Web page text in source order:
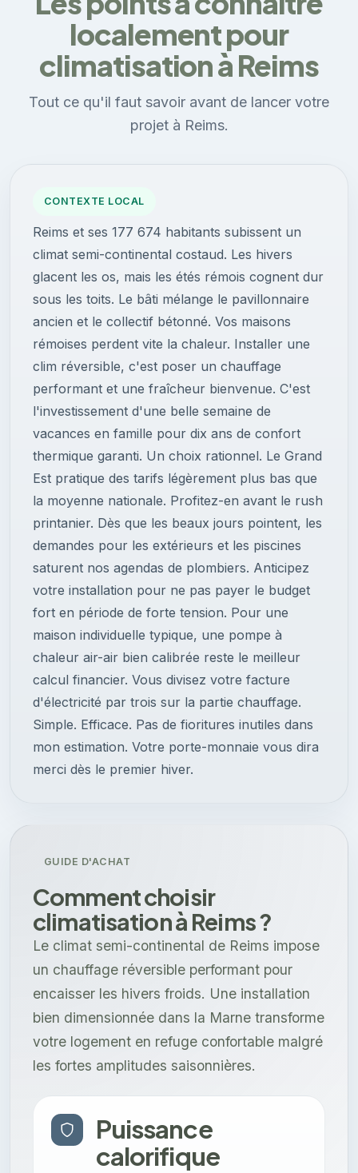
localement pour
climatisation à Reims
Tout ce qu'il faut savoir avant de lancer votre
projet à Reims.
CONTEXTE LOCAL
Reims et ses 177 674 habitants subissent un
climat semi-continental costaud. Les hivers
glacent les os, mais les étés rémois cognent dur
sous les toits. Le bâti mélange le pavillonnaire
ancien et le collectif bétonné. Vos maisons
rémoises perdent vite la chaleur. Installer une
clim réversible, c'est poser un chauffage
performant et une fraîcheur bienvenue. C'est
l'investissement d'une belle semaine de
vacances en famille pour dix ans de confort
thermique garanti. Un choix rationnel. Le Grand
Est pratique des tarifs légèrement plus bas que
la moyenne nationale. Profitez-en avant le rush
printanier. Dès que les beaux jours pointent, les
demandes pour les extérieurs et les piscines
saturent nos agendas de plombiers. Anticipez
votre installation pour ne pas payer le budget
fort en période de forte tension. Pour une
maison individuelle typique, une pompe à
chaleur air-air bien calibrée reste le meilleur
calcul financier. Vous divisez votre facture
d'électricité par trois sur la partie chauffage.
Simple. Efficace. Pas de fioritures inutiles dans
mon estimation. Votre porte-monnaie vous dira
merci dès le premier hiver.
GUIDE D'ACHAT
Comment choisir
climatisation à Reims ?
Le climat semi-continental de Reims impose
un chauffage réversible performant pour
encaisser les hivers froids. Une installation
bien dimensionnée dans la Marne transforme
votre logement en refuge confortable malgré
les fortes amplitudes saisonnières.
Puissance
calorifique